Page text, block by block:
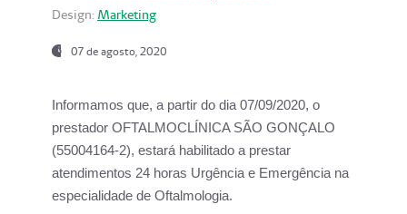
Design: Marketing
07 de agosto, 2020
Informamos que, a partir do dia 07/09/2020, o
prestador OFTALMOCLÍNICA SÃO GONÇALO
(55004164-2), estará habilitado a prestar
atendimentos 24 horas Urgência e Emergência na
especialidade de Oftalmologia.